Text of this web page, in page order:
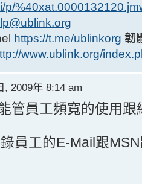
p/
https://t.me/ublinkorg 韌
www.ublink.org/
, 2009年 8:14 am
管員工頻寬的使用跟
員工的E-Mail跟